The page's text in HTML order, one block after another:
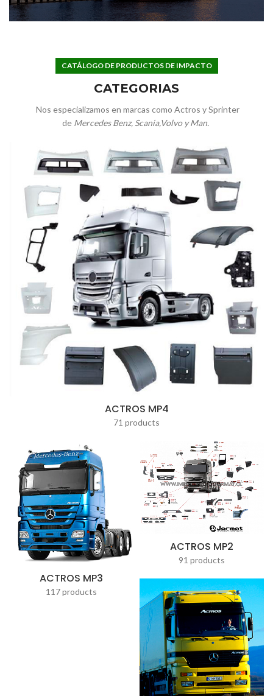
CATÁLOGO DE PRODUCTOS DE IMPACTO
CATEGORIAS
Nos especializamos en marcas como Actros y Sprinter
de Mercedes Benz, Scania,Volvo y Man.
ACTROS MP4
71 products
ACTROS MP3
117 products
ACTROS MP2
91 products